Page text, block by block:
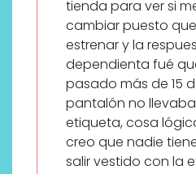
tienda para ver si
cambiar puesto
estrenar y la
dependienta fué
pasado más de 15
pantalón no
etiqueta, cosa
creo que nadie
salir vestido con la